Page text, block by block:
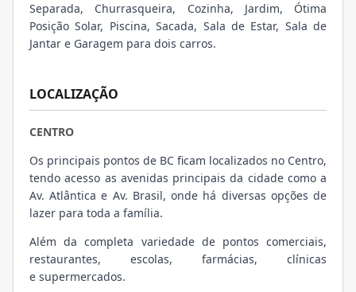
Separada, Churrasqueira, Cozinha, Jardim, Ótima
Posição Solar, Piscina, Sacada, Sala de Estar, Sala de
Jantar e Garagem para dois carros.
LOCALIZAÇÃO
CENTRO
Os principais pontos de BC ficam localizados no Centro,
tendo acesso as avenidas principais da cidade como a
Av. Atlântica e Av. Brasil, onde há diversas opções de
lazer para toda a família.
Além da completa variedade de pontos comerciais,
restaurantes, escolas, farmácias, clínicas
e supermercados.